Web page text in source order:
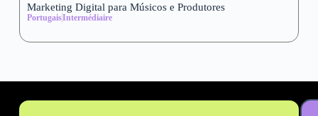
Marketing Digital para Músicos e Produtores
PortugaisIntermédiaire